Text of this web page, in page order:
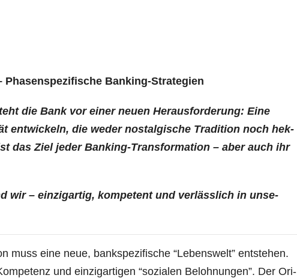
Banking-Strategien
die Bank vor einer neu­en Her­aus­for­de­rung: Eine
ent­wi­ckeln, die weder nost­al­gi­sche Tra­di­ti­on noch hek­
das Ziel jeder Ban­king-Trans­for­ma­ti­on – aber auch ihr
wir – ein­zig­ar­tig, kom­pe­tent und ver­läss­lich in unse­
muss eine neue, bank­spe­zi­fi­sche “Lebens­welt” ent­ste­hen.
und ein­zig­ar­ti­gen “sozia­len Beloh­nun­gen”. Der Ori­